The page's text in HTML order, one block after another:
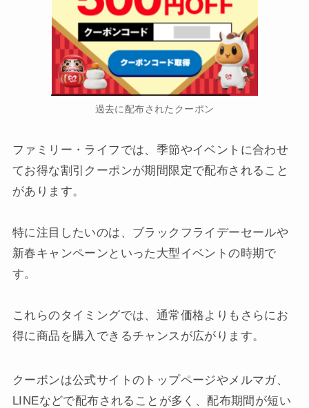
過去に配布されたクーポン
ファミリー・ライフでは、季節やイベントに合わせ
てお得な割引クーポンが期間限定で配布されること
があります。
特に注目したいのは、ブラックフライデーセールや
新春キャンペーンといった大型イベントの時期で
す。
これらのタイミングでは、通常価格よりもさらにお
得に商品を購入できるチャンスが広がります。
クーポンは公式サイトのトップページやメルマガ、
LINEなどで配布されることが多く、配布期間が短い